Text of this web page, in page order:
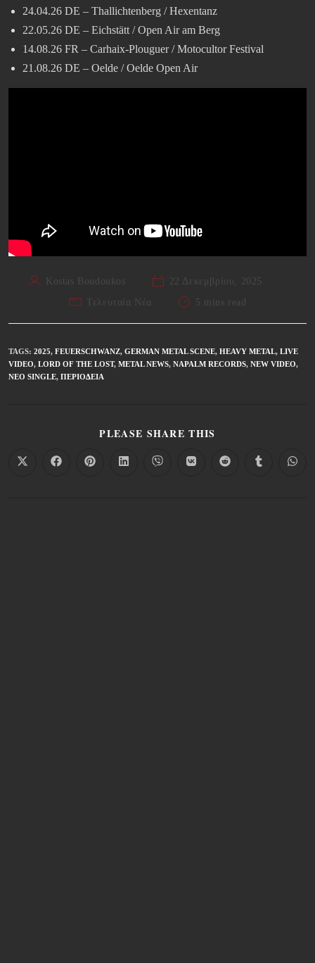
24.04.26 DE – Thallichtenberg / Hexentanz
22.05.26 DE – Eichstätt / Open Air am Berg
14.08.26 FR – Carhaix-Plouguer / Motocultor Festival
21.08.26 DE – Oelde / Oelde Open Air
Kostas Boudoukos
22 Δεκεμβρίου, 2025
Τελευταία Νέα
5 mins read
TAGS: 2025, FEUERSCHWANZ, GERMAN METAL SCENE, HEAVY METAL, LIVE
VIDEO, LORD OF THE LOST, METAL NEWS, NAPALM RECORDS, NEW VIDEO,
ΝΈΟ SINGLE, ΠΕΡΙΟΔΕΊΑ
PLEASE SHARE THIS